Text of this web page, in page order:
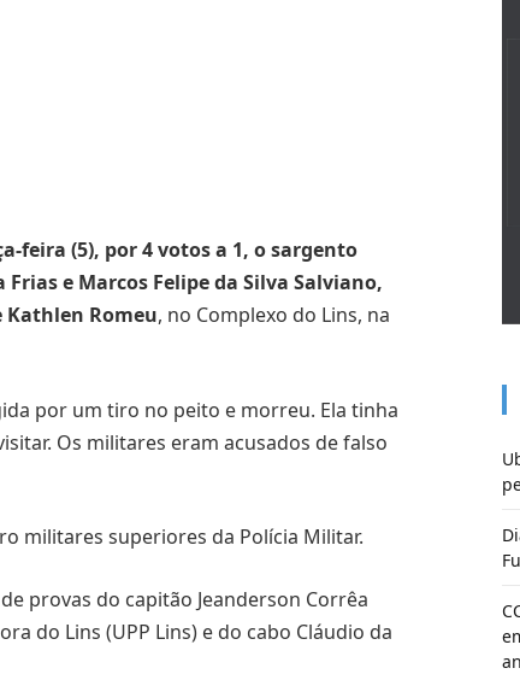
feira (5), por 4 votos a 1, o sargento
e Marcos Felipe da Silva Salviano,
Kathlen Romeu, no Complexo do Lins, na
por um tiro no peito e morreu. Ela tinha
Os militares eram acusados de falso
militares superiores da Polícia Militar.
provas do capitão Jeanderson Corrêa
do Lins (UPP Lins) e do cabo Cláudio da